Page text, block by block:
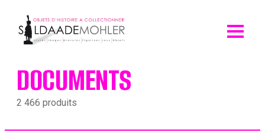
content
DOCUMENTS
2 466 produits